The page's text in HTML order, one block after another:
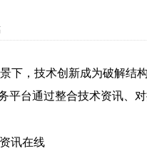
下，技术创新成为破解结
平台通过整合技术资讯、